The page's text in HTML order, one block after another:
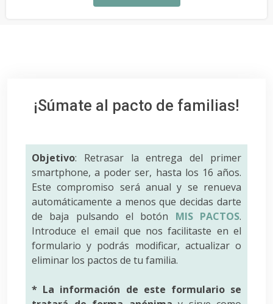
¡Súmate al pacto de familias!
Objetivo: Retrasar la entrega del primer
smartphone, a poder ser, hasta los 16 años.
Este compromiso será anual y se renueva
automáticamente a menos que decidas darte
de baja pulsando el botón MIS PACTOS.
Introduce el email que nos facilitaste en el
formulario y podrás modificar, actualizar o
eliminar los pactos de tu familia.
* La información de este formulario se